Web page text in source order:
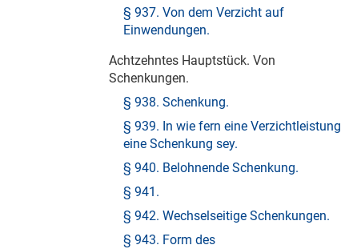
§ 937. Von dem Verzicht auf
Einwendungen.
Achtzehntes Hauptstück. Von
Schenkungen.
§ 938. Schenkung.
§ 939. In wie fern eine Verzichtleistung
eine Schenkung sey.
§ 940. Belohnende Schenkung.
§ 941.
§ 942. Wechselseitige Schenkungen.
§ 943. Form des